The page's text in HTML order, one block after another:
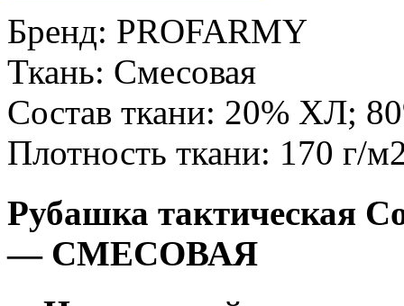
Бренд: PROFARMY
Ткань: Смесовая
Состав ткани: 20% ХЛ;
Плотность ткани: 170 г/
Рубашка тактическая
— СМЕСОВАЯ